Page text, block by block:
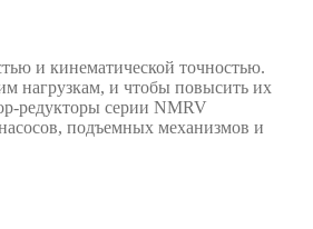
и кинематической точностью.
нагрузкам, и чтобы повысить их
редукторы серии NMRV
подъемных механизмов и